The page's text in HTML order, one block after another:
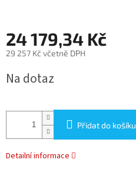
24 179,34 Kč
29 257 Kč včetně DPH
cena:
Na dotaz
Přidat do košíku
Detailní informace